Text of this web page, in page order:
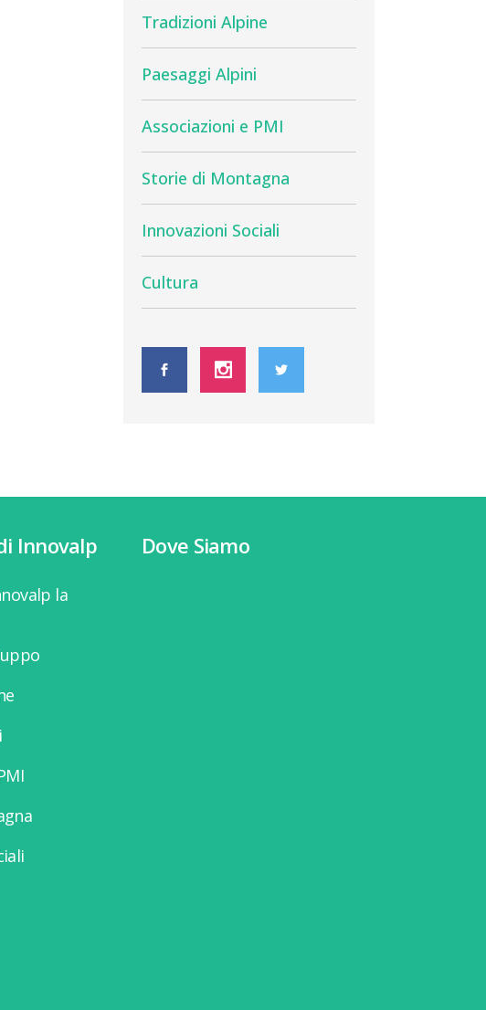
Tradizioni Alpine
Paesaggi Alpini
Associazioni e PMI
Storie di Montagna
Innovazioni Sociali
Cultura
Innovalp
la
Dove Siamo